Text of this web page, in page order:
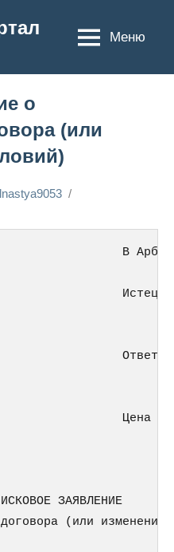
Меню
о
(или
В
Истец:
Цена
ЗАЯВЛЕНИЕ
(или изменении